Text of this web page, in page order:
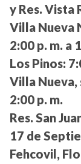
y Res. Vista
Villa Nueva
2:00 p. m. a
Los Pinos:
Villa Nueva,
2:00 p. m.
Res. San
17 de
Fehcovil,